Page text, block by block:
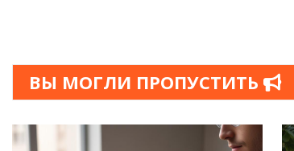
ВЫ МОГЛИ ПРОПУСТИТЬ